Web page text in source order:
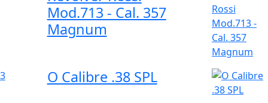
Mod.713 - Cal. 357
Magnum
3 O Calibre .38 SPL